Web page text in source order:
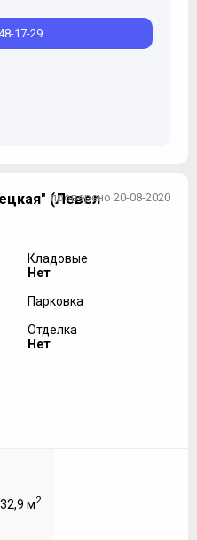
17-29
проверено 20-08-2020
(Левел
Кладовые
Нет
Парковка
Отделка
Нет
м2